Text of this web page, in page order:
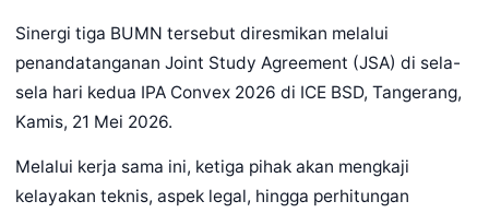
Sinergi tiga BUMN tersebut diresmikan melalui
penandatanganan Joint Study Agreement (JSA) di sela-
sela hari kedua IPA Convex 2026 di ICE BSD, Tangerang,
Kamis, 21 Mei 2026.
Melalui kerja sama ini, ketiga pihak akan mengkaji
kelayakan teknis, aspek legal, hingga perhitungan